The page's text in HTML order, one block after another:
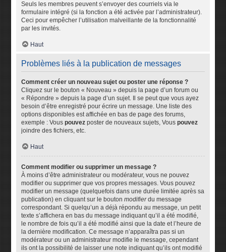
Seuls les membres peuvent s’envoyer des courriels via le
formulaire intégré (si la fonction a été activée par l’administrateur).
Ceci pour empêcher l’utilisation malveillante de la fonctionnalité
par les invités.
Haut
Problèmes liés à la publication de messages
Comment créer un nouveau sujet ou poster une réponse ?
Cliquez sur le bouton « Nouveau » depuis la page d’un forum ou
« Répondre » depuis la page d’un sujet. Il se peut que vous ayez
besoin d’être enregistré pour écrire un message. Une liste des
options disponibles est affichée en bas de page des forums,
exemple : Vouspouvez poster de nouveaux sujets, Vouspouvez
joindre des fichiers, etc.
Haut
Comment modifier ou supprimer un message ?
À moins d’être administrateur ou modérateur, vous ne pouvez
modifier ou supprimer que vos propres messages. Vous pouvez
modifier un message (quelquefois dans une durée limitée après sa
publication) en cliquant sur le boutonmodifierdu message
correspondant. Si quelqu’un a déjà répondu au message, un petit
texte s’affichera en bas du message indiquant qu’il a été modifié,
le nombre de fois qu’il a été modifié ainsi que la date et l’heure de
la dernière modification. Ce message n’apparaîtra pas si un
modérateur ou un administrateur modifie le message, cependant
ils ont la possibilité de laisser une note indiquant qu’ils ont modifié